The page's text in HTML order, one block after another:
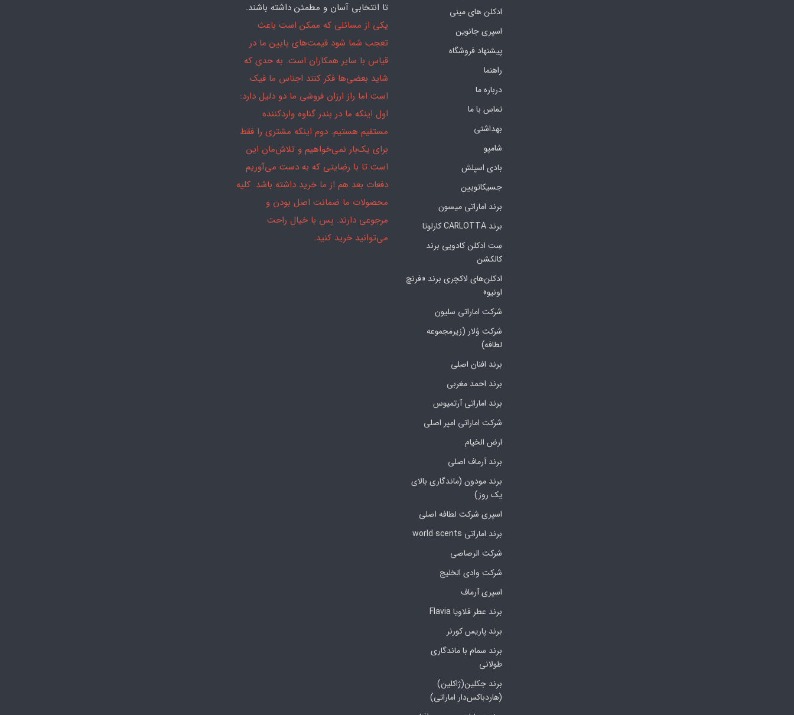
ادکلن های مینی
اسپری جانوین
پیشنهاد فروشگاه
راهنما
درباره ما
تماس با ما
بهداشتی
شامپو
بادی اسپلش
جسیکاتویین
برند اماراتی میسون
برند CARLOTTA کارلوتا
سِت ادکلن کادویی برند
کالکشن
ادکلن‌های لاکچری برند «فرنچ
اونیو»
شرکت اماراتی سلیون
شرکت وُلار (زیرمجموعه
لطافه)
برند افنان اصلی
برند احمد مغربی
برند اماراتی آرتمیوس
شرکت اماراتی امپر اصلی
ارض الخیام
برند آرماف اصلی
برند مودون (ماندگاری بالای
یک روز)
اسپری شرکت لطافه اصلی
برند اماراتی world scents
شرکت الرصاصی
شرکت وادی الخلیج
اسپری آرماف
برند عطر فلاویا Flavia
برند پاریس کورنر
برند سمام با ماندگاری
طولانی
برند جکلین(ژاکلین)
(هاردباکس‌دار اماراتی)
تا انتخابی آسان و مطمئن داشته باشند.
یکی از مسائلی که ممکن است باعث
تعجب شما شود قیمت‌های پایین ما در
قیاس با سایر همکاران است. به حدی که
شاید بعضی‌ها فکر کنند اجناس ما فیک
است اما راز ارزان فروشی ما دو دلیل دارد:
اول اینکه ما در بندر گناوه واردکننده
مستقیم هستیم. دوم اینکه مشتری را فقط
برای یک‌بار نمی‌خواهیم و تلاش‌مان این
است تا با رضایتی که به دست می‌آوریم
دفعات بعد هم از ما خرید داشته باشد. کلیه
محصولات ما ضمانت اصل بودن و
مرجوعی دارند. پس با خیال راحت
می‌توانید خرید کنید.